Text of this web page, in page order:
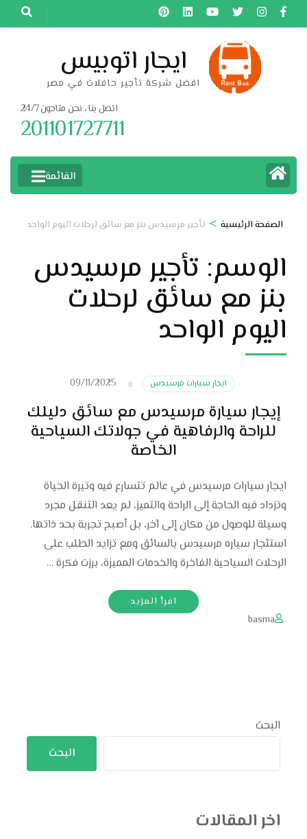
تخطى
إلى
ايجار اتوبيس
افضل شركة تأجير حافلات في مصر
اتصل بنا ، نحن متاحون 24/7
201101727711
القائمة
الصفحة الرئيسية > تأجير مرسيدس بنز مع سائق لرحلات اليوم الواحد
الوسم: تأجير مرسيدس
بنز مع سائق لرحلات
اليوم الواحد
ايجار سيارات مرسيدس 09/11/2025
إيجار سيارة مرسيدس مع سائق دليلك
للراحة والرفاهية في جولاتك السياحية
الخاصة
ايجار سيارات مرسيدس في عالم تتسارع فيه وتيرة الحياة
وتزداد فيه الحاجة إلى الراحة والتميز، لم يعد التنقل مجرد
وسيلة للوصول من مكان إلى آخر، بل أصبح تجربة بحد ذاتها.
استئجار سياره مرسيدس بالسائق ومع تزايد الطلب على
الرحلات السياحية الفاخرة والخدمات المميزة، برزت فكرة …
اقرأ المزيد
basma
البحث
البحث
اخر المقالات